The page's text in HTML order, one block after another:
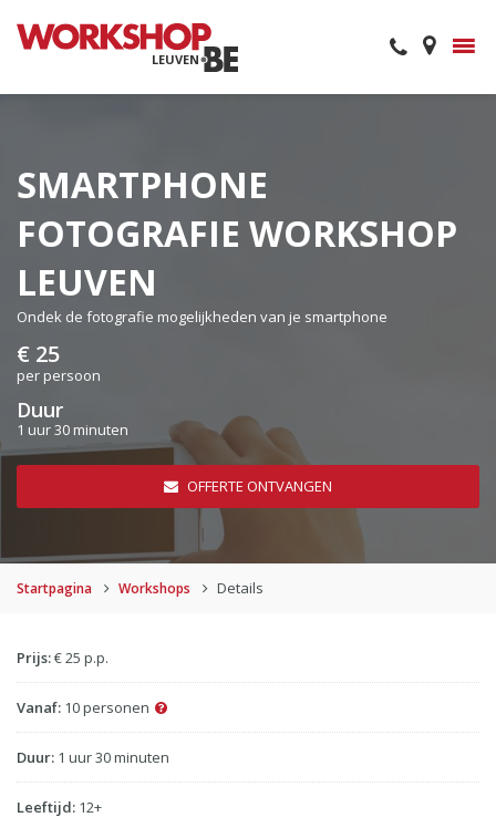
LEUVEN
SMARTPHONE
FOTOGRAFIE WORKSHOP
LEUVEN
Ondek de fotografie mogelijkheden van je smartphone
€ 25
per persoon
Duur
1 uur 30 minuten
OFFERTE ONTVANGEN
Startpagina Workshops Details
Prijs:€ 25 p.p.
Vanaf: 10 personen
Duur: 1 uur 30 minuten
Leeftijd: 12+